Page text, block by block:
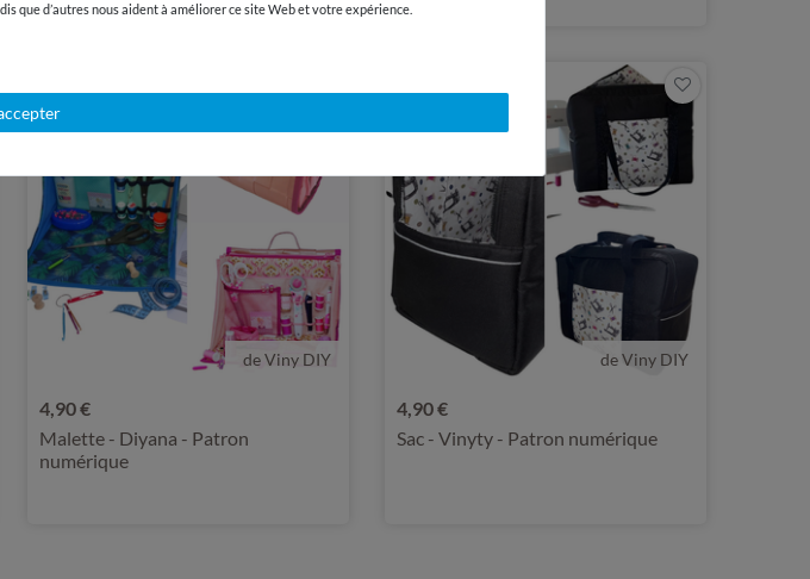
de Viny DIY
4,90 €
Malette - Diyana - Patron
numérique
de Viny DIY
4,90 €
Sac - Vinyty - Patron numérique
que d’autres nous aident à améliorer ce site Web et votre expérience.